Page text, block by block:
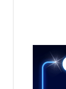
완화 전환점"